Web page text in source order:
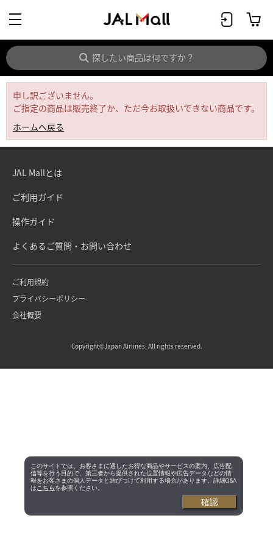
申し訳ございません。
ご指定の商品は販売終了か、ただ今お取扱いできない商品です。
ホームへ戻る
JAL Mallとは
ご利用ガイド
操作ガイド
よくあるご質問・お問い合わせ
ご利用規約
プライバシーポリシー
会社概要
Copyright©Japan Airlines. All rights reserved.
このサイトでは、お客さまに適したお得な商品やサービスの案内、広告配
信等を行う目的で、第三者から提供された位置情報や広告データなどの情
報をお客さまの個人データと結びつけて利用する場合があります。詳細Q&A
は こちらを参照ください。
確認